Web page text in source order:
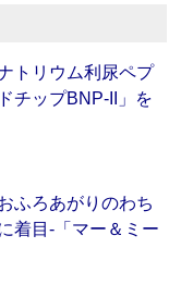
トリウム利尿ペプ
チップBNP-II」を
ふろあがりのわち
着目‐「マー＆ミー